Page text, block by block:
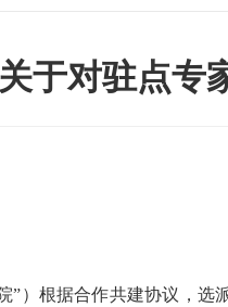
于对驻点专
根据合作共建协议，选